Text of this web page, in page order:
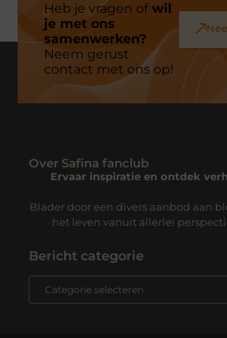
Heb je vragen ofwil
je met ons
samenwerken?
Neem gerust
contact met ons op!
Over Safina fanclub
Ervaar inspiratie en ontdek
Blader door een divers aanbod aan
het leven vanuit allerlei
Bericht categorie